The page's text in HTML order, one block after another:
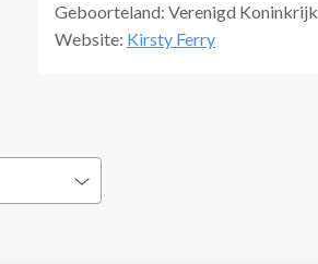
Geboorteland: Verenigd Koninkrijk
Website: Kirsty Ferry